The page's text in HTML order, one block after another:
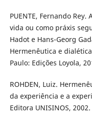
PUENTE, Fernando
vida ou como práxis
Hadot e Hans-Georg
Hermenêutica e
Paulo: Edições Loyola,
ROHDEN, Luiz.
da experiência e a
Editora UNISINOS, 2002.